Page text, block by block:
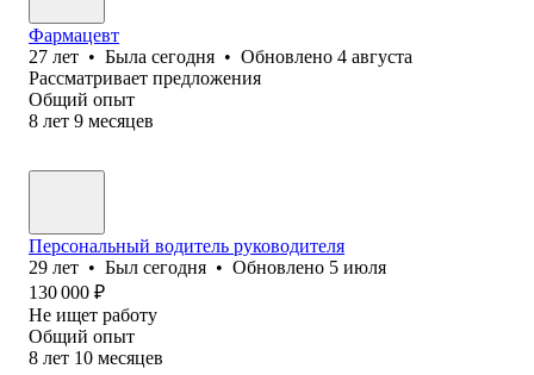
Фармацевт
27 лет • Была сегодня • Обновлено 4 августа
Рассматривает предложения
Общий опыт
8 лет 9 месяцев
Персональный водитель руководителя
29 лет • Был сегодня • Обновлено 5 июля
130 000 ₽
Не ищет работу
Общий опыт
8 лет 10 месяцев